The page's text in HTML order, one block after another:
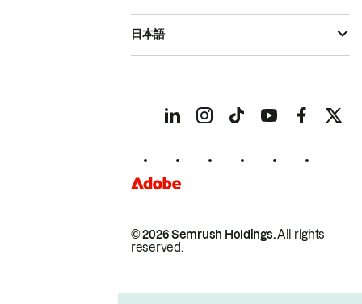
© 2026 Semrush Holdings.All rights
reserved.
日本語